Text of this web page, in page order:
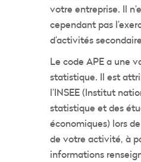
votre entreprise. Il
cependant pas
d’activités
Le code APE a une
statistique. Il est
l’INSEE (Institut
statistique et des
économiques) lors
de votre activité, à
informations